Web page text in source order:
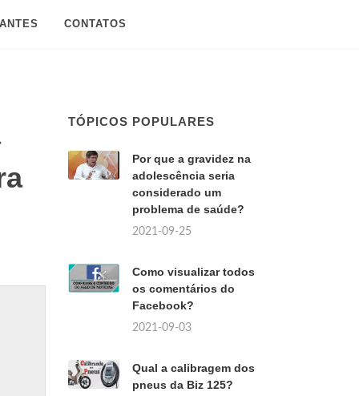
CONTATOS
TÓPICOS POPULARES
Por que a gravidez na
adolescência seria
considerado um
problema de saúde?
2021-09-25
Como visualizar todos
os comentários do
Facebook?
2021-09-03
Qual a calibragem dos
pneus da Biz 125?